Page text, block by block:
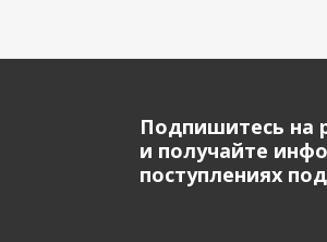
Подпишитесь на
и получайте
поступлениях